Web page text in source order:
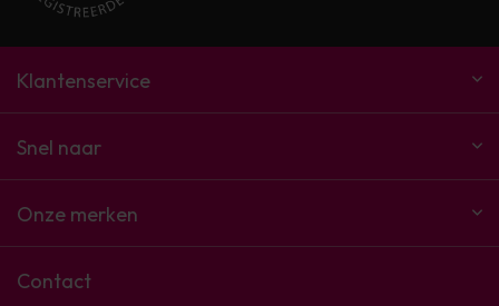
Klantenservice
Snel naar
Onze merken
Contact